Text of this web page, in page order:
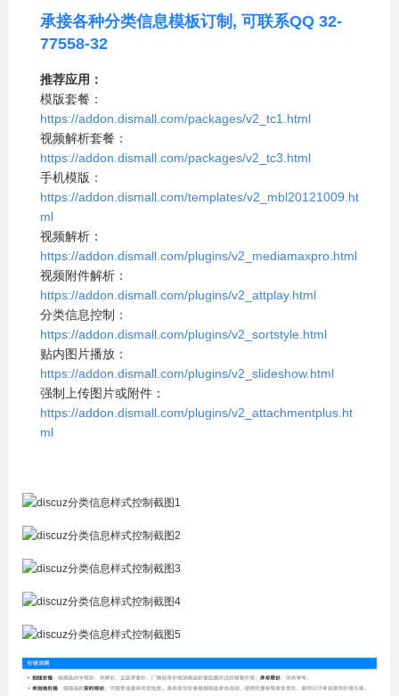
承接各种分类信息模板订制, 可联系QQ 32-
77558-32
推荐应用：
模版套餐：
https://addon.dismall.com/packages/v2_tc1.html
视频解析套餐：
https://addon.dismall.com/packages/v2_tc3.html
手机模版：
https://addon.dismall.com/templates/v2_mbl20121009.ht
ml
视频解析：
https://addon.dismall.com/plugins/v2_mediamaxpro.html
视频附件解析：
https://addon.dismall.com/plugins/v2_attplay.html
分类信息控制：
https://addon.dismall.com/plugins/v2_sortstyle.html
贴内图片播放：
https://addon.dismall.com/plugins/v2_slideshow.html
强制上传图片或附件：
https://addon.dismall.com/plugins/v2_attachmentplus.ht
ml